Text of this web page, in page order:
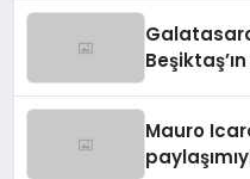
Mauro